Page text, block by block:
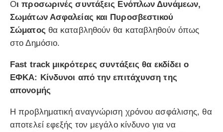
Οι προσωρινές συντάξεις Ενόπλων Δυνάμεων,
Σωμάτων Ασφαλείας και Πυροσβεστικού
Σώματος θα καταβληθούν θα καταβληθούν όπως
στο Δημόσιο.
Fast track μικρότερες συντάξεις θα εκδίδει ο
ΕΦΚΑ: Κίνδυνοι από την επιτάχυνση της
απονομής
Η προβληματική αναγνώριση χρόνου ασφάλισης, θα
αποτελεί εφεξής τον μεγάλο κίνδυνο για να